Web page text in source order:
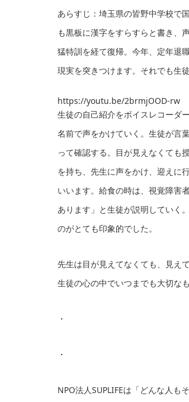
あらすじ：埼玉県の皆野中学校で
も黒板に漢字をすらすらと書き、
猛特訓を経て復帰。今年、定年退
現実を突きつけます。それでも生
https://youtu.be/2brmjOOD-rw
生徒の自己紹介をボイスレコーダ
名前で声をかけていく。生徒が言
って確認する。目が見えなくても
を持ち、先生に声をかけ、迎えに
いいます。給食の時は、視覚障害
あります」と生徒が説明していく
のがとても印象的でした。
先生は目が見えてなくても、見え
生徒の心の中でいつまでも大切な
・
・
NPO法人SUPLIFEは「どんな人